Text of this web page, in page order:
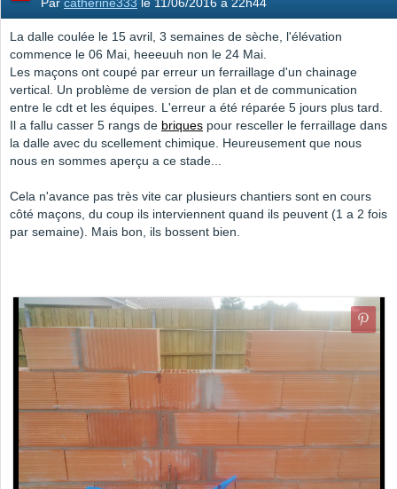
Par catherine333 le 11/06/2016 à 22h44
La dalle coulée le 15 avril, 3 semaines de sèche, l'élévation
commence le 06 Mai, heeeuuh non le 24 Mai.
Les maçons ont coupé par erreur un ferraillage d'un chainage
vertical. Un problème de version de plan et de communication
entre le cdt et les équipes. L'erreur a été réparée 5 jours plus tard.
Il a fallu casser 5 rangs de briques pour resceller le ferraillage dans
la dalle avec du scellement chimique. Heureusement que nous
nous en sommes aperçu a ce stade...
Cela n'avance pas très vite car plusieurs chantiers sont en cours
côté maçons, du coup ils interviennent quand ils peuvent (1 a 2 fois
par semaine). Mais bon, ils bossent bien.